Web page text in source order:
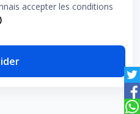
accepter les conditions